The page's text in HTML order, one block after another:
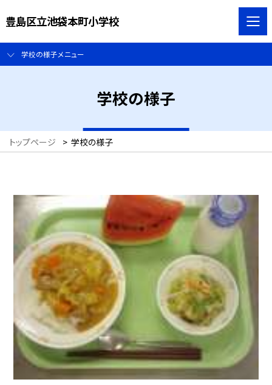
豊島区立池袋本町小学校
学校の様子メニュー
学校の様子
トップページ > 学校の様子